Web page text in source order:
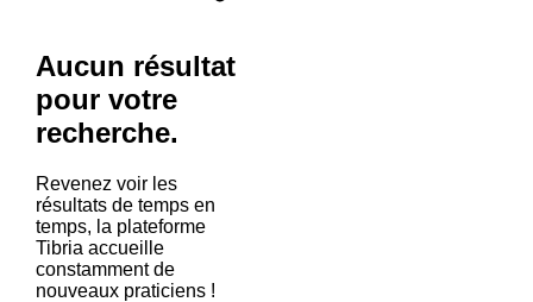
Aucun résultat
pour votre
recherche.
Revenez voir les
résultats de temps en
temps, la plateforme
Tibria accueille
constamment de
nouveaux praticiens !